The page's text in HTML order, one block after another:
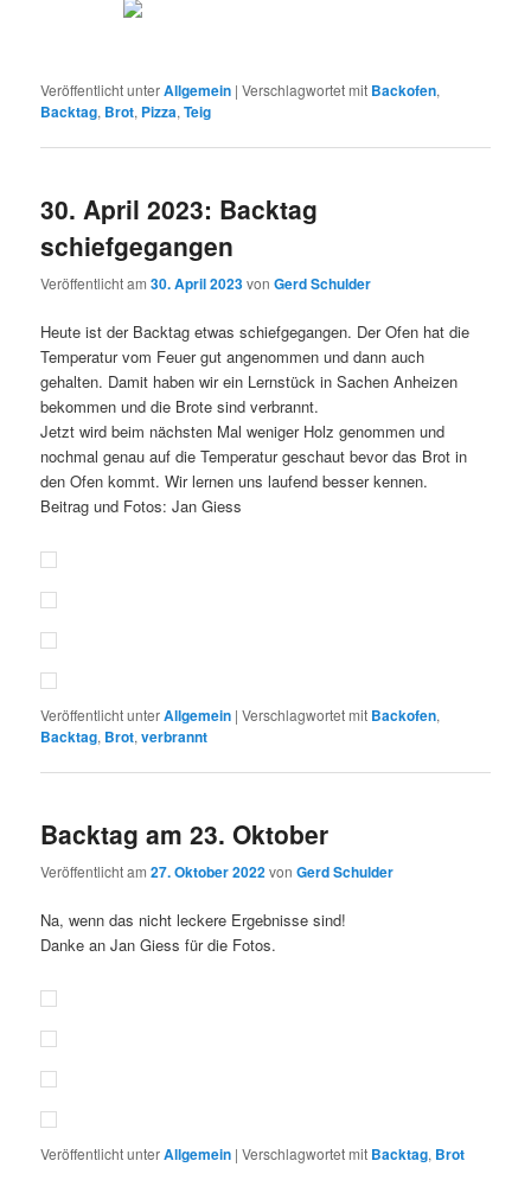
Veröffentlicht unterAllgemein |Verschlagwortet mit Backofen,
Backtag, Brot, Pizza,Teig
30. April 2023: Backtag
schiefgegangen
Veröffentlicht am30. April 2023vonGerd Schulder
Heute ist der Backtag etwas schiefgegangen. Der Ofen hat die
Temperatur vom Feuer gut angenommen und dann auch
gehalten. Damit haben wir ein Lernstück in Sachen Anheizen
bekommen und die Brote sind verbrannt.
Jetzt wird beim nächsten Mal weniger Holz genommen und
nochmal genau auf die Temperatur geschaut bevor das Brot in
den Ofen kommt. Wir lernen uns laufend besser kennen.
Beitrag und Fotos: Jan Giess
Veröffentlicht unterAllgemein |Verschlagwortet mit Backofen,
Backtag, Brot,verbrannt
Backtag am 23. Oktober
Veröffentlicht am27. Oktober 2022vonGerd Schulder
Na, wenn das nicht leckere Ergebnisse sind!
Danke an Jan Giess für die Fotos.
Veröffentlicht unterAllgemein |Verschlagwortet mit Backtag, Brot